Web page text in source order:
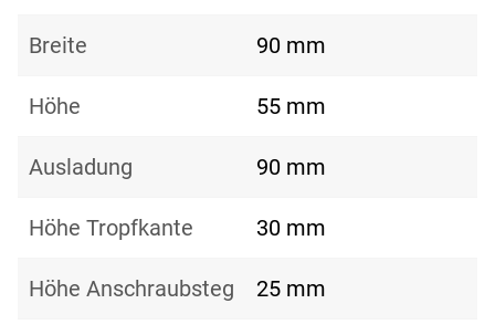
Breite 90 mm
Höhe 55 mm
Ausladung 90 mm
Höhe Tropfkante 30 mm
Höhe Anschraubsteg 25 mm